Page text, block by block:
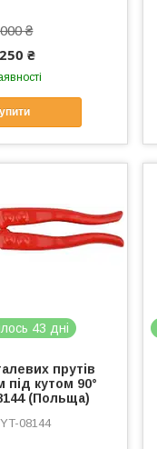
₴
₴
43 дні
прутів
під кутом 90°
(Польща)
YT-08144